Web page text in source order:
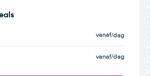
vanaf/dag
vanaf/dag